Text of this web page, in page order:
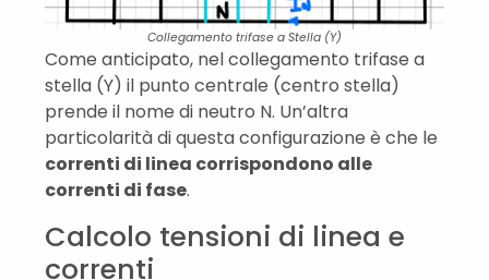
Collegamento trifase a Stella (Y)
Come anticipato, nel collegamento trifase a
stella (Y) il punto centrale (centro stella)
prende il nome di neutro N. Un’altra
particolarità di questa configurazione è che le
correnti di linea corrispondono alle
correnti di fase.
Calcolo tensioni di linea e
correnti